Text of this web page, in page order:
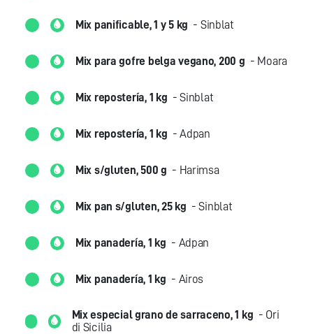
Mix panificable, 1 y 5 kg - Sinblat
Mix para gofre belga vegano, 200 g - Moara
Mix repostería, 1 kg - Sinblat
Mix repostería, 1 kg - Adpan
Mix s/gluten, 500 g - Harimsa
Mix pan s/gluten, 25 kg - Sinblat
Mix panadería, 1 kg - Adpan
Mix panadería, 1 kg - Airos
Mix especial grano de sarraceno, 1 kg - Ori
di Sicilia